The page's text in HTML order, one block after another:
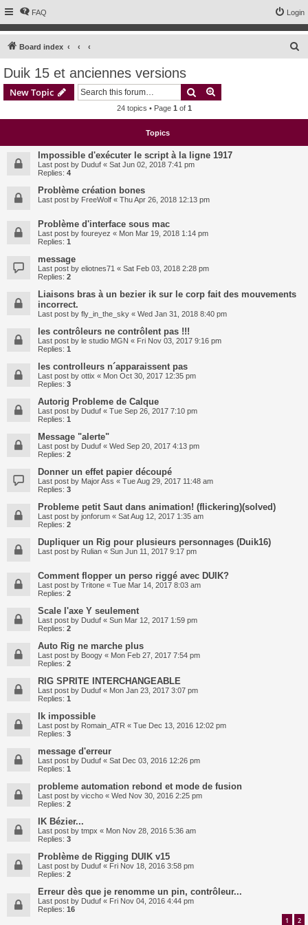
FAQ Login
Board index
Duik 15 et anciennes versions
New Topic Search
24 topics • Page 1 of 1
Topics
Impossible d'exécuter le script à la ligne 1917
Last post by Duduf « Sat Jun 02, 2018 7:41 pm
Replies: 4
Problème création bones
Last post by FreeWolf « Thu Apr 26, 2018 12:13 pm
Problème d'interface sous mac
Last post by foureyez « Mon Mar 19, 2018 1:14 pm
Replies: 1
message
Last post by eliotnes71 « Sat Feb 03, 2018 2:28 pm
Replies: 2
Liaisons bras à un bezier ik sur le corp fait des mouvements
incorrect.
Last post by fly_in_the_sky « Wed Jan 31, 2018 8:40 pm
les contrôleurs ne contrôlent pas !!!
Last post by le studio MGN « Fri Nov 03, 2017 9:16 pm
Replies: 1
les controlleurs n´apparaissent pas
Last post by ottix « Mon Oct 30, 2017 12:35 pm
Replies: 3
Autorig Probleme de Calque
Last post by Duduf « Tue Sep 26, 2017 7:10 pm
Replies: 1
Message "alerte"
Last post by Duduf « Wed Sep 20, 2017 4:13 pm
Replies: 2
Donner un effet papier découpé
Last post by Major Ass « Tue Aug 29, 2017 11:48 am
Replies: 3
Probleme petit Saut dans animation! (flickering)(solved)
Last post by jonforum « Sat Aug 12, 2017 1:35 am
Replies: 2
Dupliquer un Rig pour plusieurs personnages (Duik16)
Last post by Rulian « Sun Jun 11, 2017 9:17 pm
Comment flopper un perso riggé avec DUIK?
Last post by Tritone « Tue Mar 14, 2017 8:03 am
Replies: 2
Scale l'axe Y seulement
Last post by Duduf « Sun Mar 12, 2017 1:59 pm
Replies: 2
Auto Rig ne marche plus
Last post by Boogy « Mon Feb 27, 2017 7:54 pm
Replies: 2
RIG SPRITE INTERCHANGEABLE
Last post by Duduf « Mon Jan 23, 2017 3:07 pm
Replies: 1
Ik impossible
Last post by Romain_ATR « Tue Dec 13, 2016 12:02 pm
Replies: 3
message d'erreur
Last post by Duduf « Sat Dec 03, 2016 12:26 pm
Replies: 1
probleme automation rebond et mode de fusion
Last post by viccho « Wed Nov 30, 2016 2:25 pm
Replies: 2
IK Bézier...
Last post by tmpx « Mon Nov 28, 2016 5:36 am
Replies: 3
Problème de Rigging DUIK v15
Last post by Duduf « Fri Nov 18, 2016 3:58 pm
Replies: 2
Erreur dès que je renomme un pin, contrôleur...
Last post by Duduf « Fri Nov 04, 2016 4:44 pm
Replies: 16
1 2